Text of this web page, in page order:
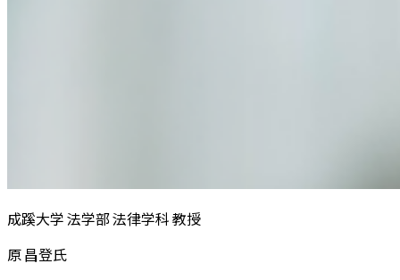
成蹊大学 法学部 法律学科 教授
原 昌登氏